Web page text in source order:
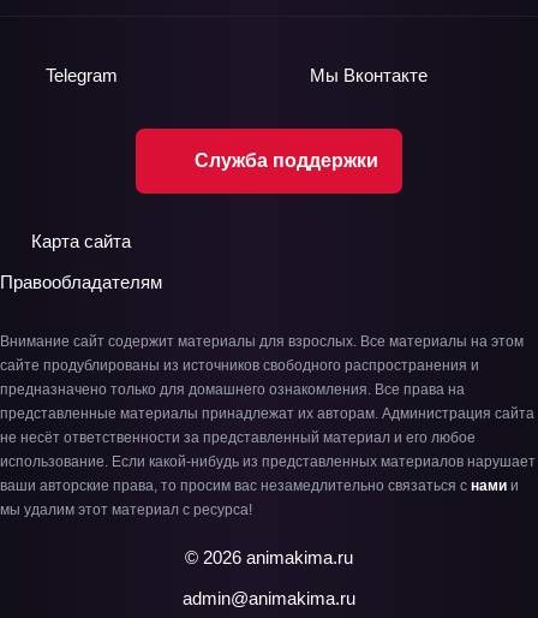
Служба поддержки
Telegram Мы Вконтакте
Карта сайта
Правообладателям
Внимание сайт содержит материалы для взрослых. Все материалы на этом
сайте продублированы из источников свободного распространения и
предназначено только для домашнего ознакомления. Все права на
представленные материалы принадлежат их авторам. Администрация сайта
не несёт ответственности за представленный материал и его любое
использование. Если какой-нибудь из представленных материалов нарушает
ваши авторские права, то просим вас незамедлительно связаться с нами и
мы удалим этот материал с ресурса!
© 2026 animakima.ru
admin@animakima.ru